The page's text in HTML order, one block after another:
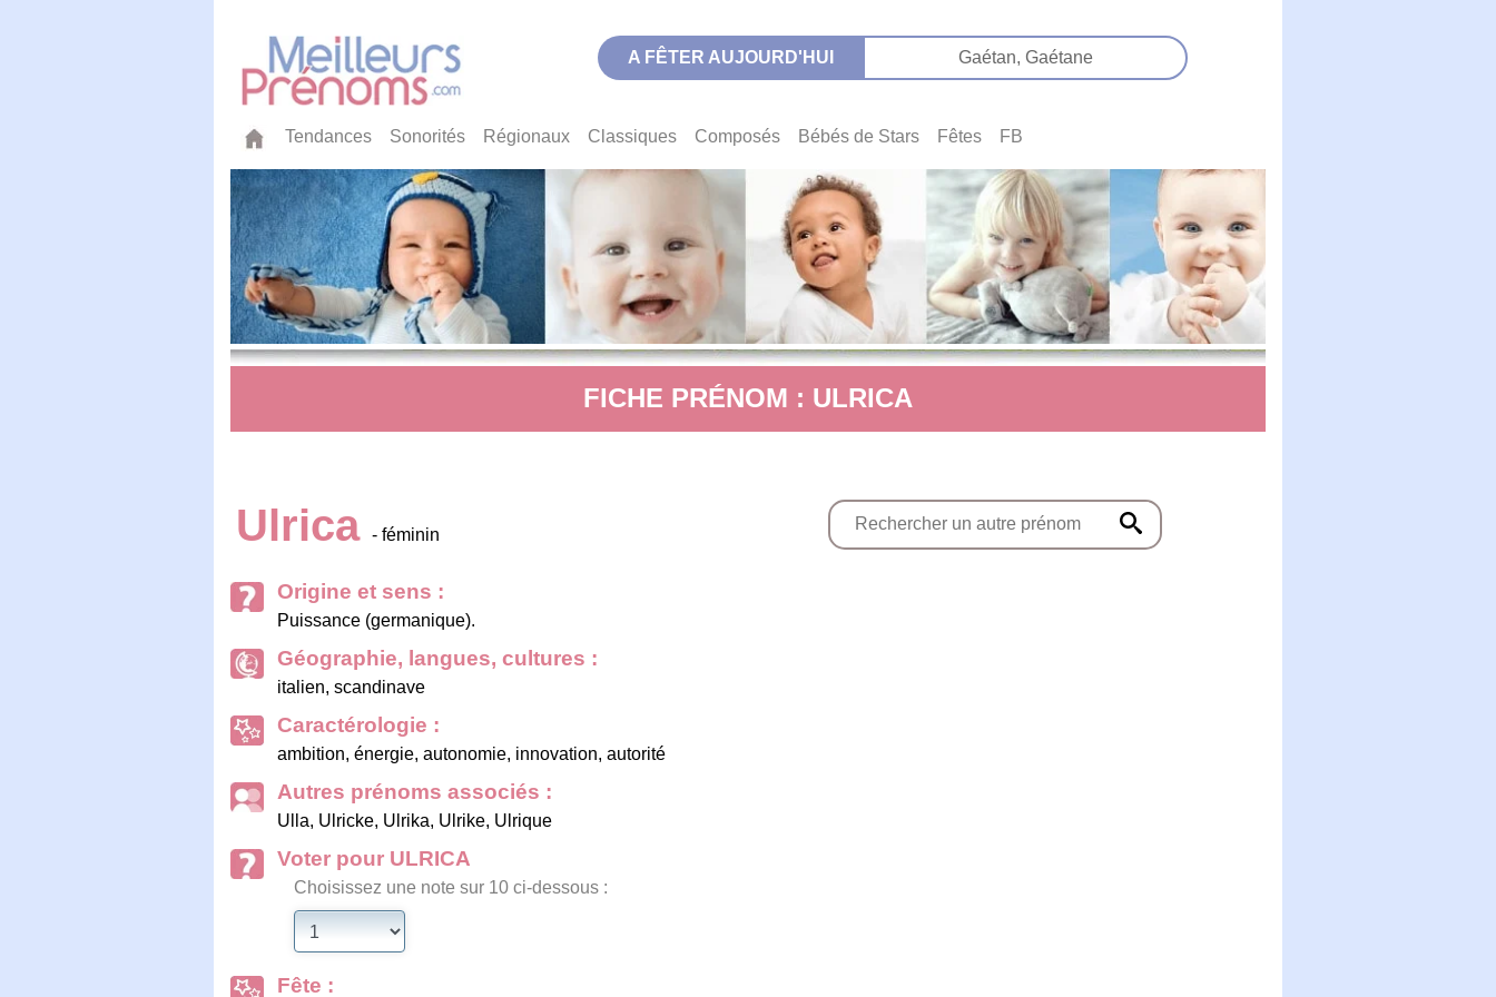
A FÊTER AUJOURD'HUI Gaétan, Gaétane
Tendances Sonorités Régionaux Classiques Composés Bébés de Stars Fêtes FB
FICHE PRÉNOM : ULRICA
Ulrica - féminin
Origine et sens :
Puissance (germanique).
Géographie, langues, cultures :
italien, scandinave
Caractérologie :
ambition, énergie, autonomie, innovation, autorité
Autres prénoms associés :
Ulla, Ulricke, Ulrika, Ulrike, Ulrique
Voter pour ULRICA
Choisissez une note sur 10 ci-dessous :
Fête :